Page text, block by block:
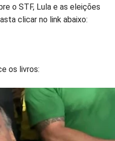
o STF, Lula e as eleições
clicar no link abaixo:
os livros: